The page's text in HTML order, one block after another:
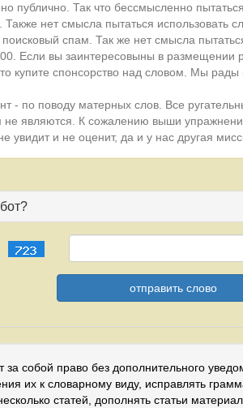
публично. Так что бессмысленно
нет смысла пытаться использовать
спам. Так же нет смысла
Если вы заинтересовыны в размещении
купите спонсорство над словом. Мы рады
- по поводу матерных слов. Все
не являются. К сожалению выши
увидит и не оценит, да и у нас другая
за собой право без дополнительного
их к словарному виду, исправлять
статей, дополнять статьи